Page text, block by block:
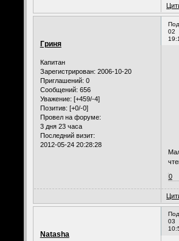
02
Гриня
Капитан
Зарегистрирован: 2006-10-20
Приглашений: 0
Сообщений: 656
Уважение: [+459/-4]
Позитив: [+0/-0]
Провел на форуме:
3 дня 23 часа
Последний визит:
2012-05-24 20:28:28
0
03
Natasha